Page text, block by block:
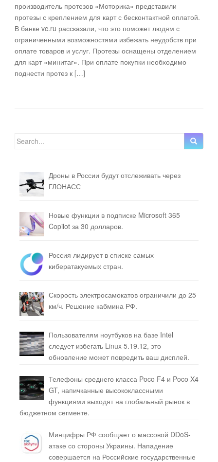
производитель протезов «Моторика» представили
протезы с креплением для карт с бесконтактной оплатой.
В банке vc.ru рассказали, что это поможет людям с
ограниченными возможностями избежать неудобств при
оплате товаров и услуг. Протезы оснащены отделением
для карт «минитаг». При оплате покупки необходимо
поднести протез к […]
Search for:
Дроны в России будут отслеживать через
ГЛОНАСС
Новые функции в подписке Microsoft 365
Copilot за 30 долларов.
Россия лидирует в списке самых
кибератакуемых стран.
Скорость электросамокатов ограничили до 25
км/ч. Решение кабмина РФ.
Пользователям ноутбуков на базе Intel
следует избегать Linux 5.19.12, это
обновление может повредить ваш дисплей.
Телефоны среднего класса Poco F4 и Poco X4
GT, напичканные высококлассными
функциями выходят на глобальный рынок в
бюджетном сегменте.
Минцифры РФ сообщает о массовой DDoS-
атаке со стороны Украины. Нападение
совершается на Российские государственные